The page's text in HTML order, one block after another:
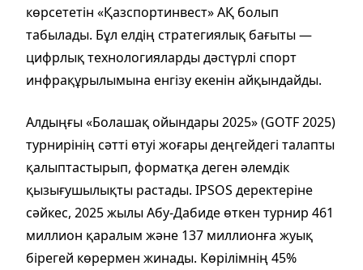
көрсететін «Қазспортинвест» АҚ болып
табылады. Бұл елдің стратегиялық бағыты —
цифрлық технологияларды дәстүрлі спорт
инфрақұрылымына енгізу екенін айқындайды.
Алдыңғы «Болашақ ойындары 2025» (GOTF 2025)
турнирінің сәтті өтуі жоғары деңгейдегі талапты
қалыптастырып, форматқа деген әлемдік
қызығушылықты растады. IPSOS деректеріне
сәйкес, 2025 жылы Абу-Дабиде өткен турнир 461
миллион қаралым және 137 миллионға жуық
бірегей көрермен жинады. Көрілімнің 45%